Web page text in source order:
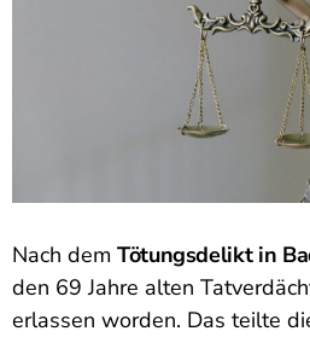
Nach dem Tötungsdelikt in
den 69 Jahre alten
erlassen worden. Das teilte